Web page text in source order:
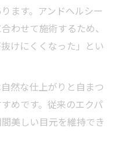
ます。アンドヘルシー
わせて施術するため、
けにくくなった」とい
然な仕上がりと自まつ
めです。従来のエクパ
美しい目元を維持でき